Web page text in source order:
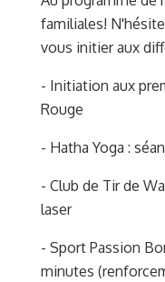
familiales!
vous initier aux
- Initiation aux
Rouge
- Hatha Yoga :
- Club de Tir de
laser
- Sport Passion
minutes